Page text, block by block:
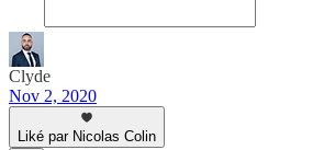
Clyde
Nov 2, 2020
Liké par Nicolas Colin